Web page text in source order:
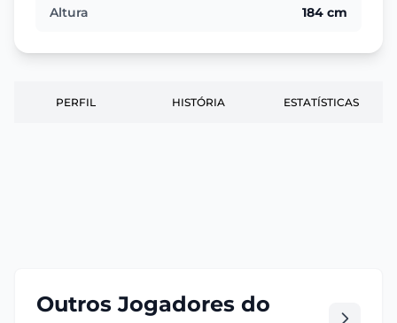
Altura 184 cm
PERFIL HISTÓRIA ESTATÍSTICAS
Outros Jogadores do